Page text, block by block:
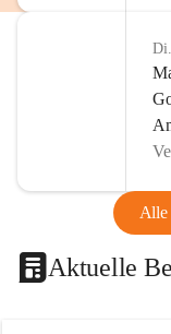
Alle
Aktuelle